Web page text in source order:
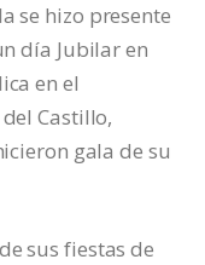
se hizo presente
día Jubilar en
en el
Castillo,
gala de su
sus fiestas de